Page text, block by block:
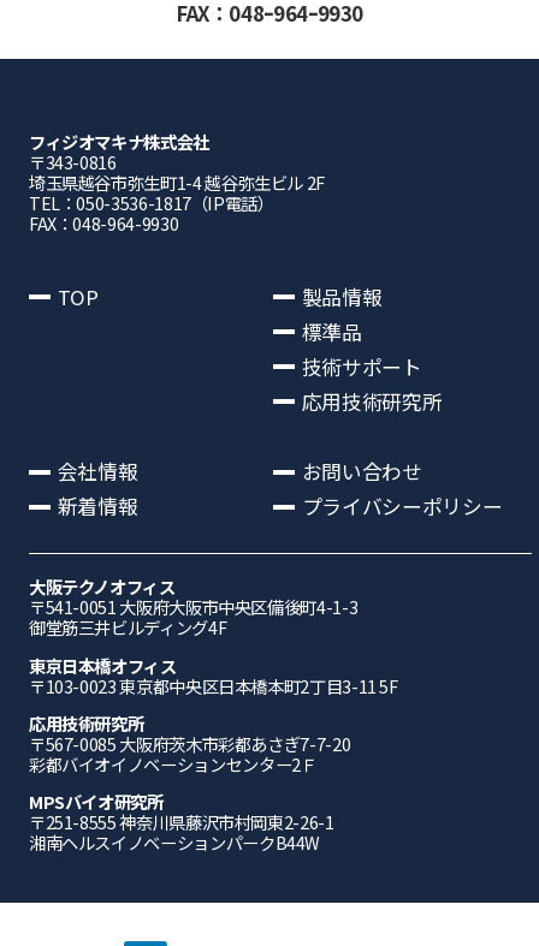
FAX：048ｰ964ｰ9930
フィジオマキナ株式会社
〒343-0816
埼⽟県越⾕市弥⽣町1-4 越⾕弥⽣ビル 2F
TEL：050-3536-1817（IP電話）
FAX：048-964-9930
TOP
製品情報
標準品
技術サポート
応用技術研究所
会社情報
新着情報
お問い合わせ
プライバシーポリシー
大阪テクノオフィス
〒541-0051 ⼤阪府⼤阪市中央区備後町4-1-3
御堂筋三井ビルディング4F
東京日本橋オフィス
〒103-0023 東京都中央区日本橋本町2丁目3-11 5F
応⽤技術研究所
〒567-0085 ⼤阪府茨⽊市彩都あさぎ7-7-20
彩都バイオイノベーションセンター2Ｆ
MPSバイオ研究所
〒251-8555 神奈川県藤沢市村岡東2-26-1
湘南ヘルスイノベーションパークB44W